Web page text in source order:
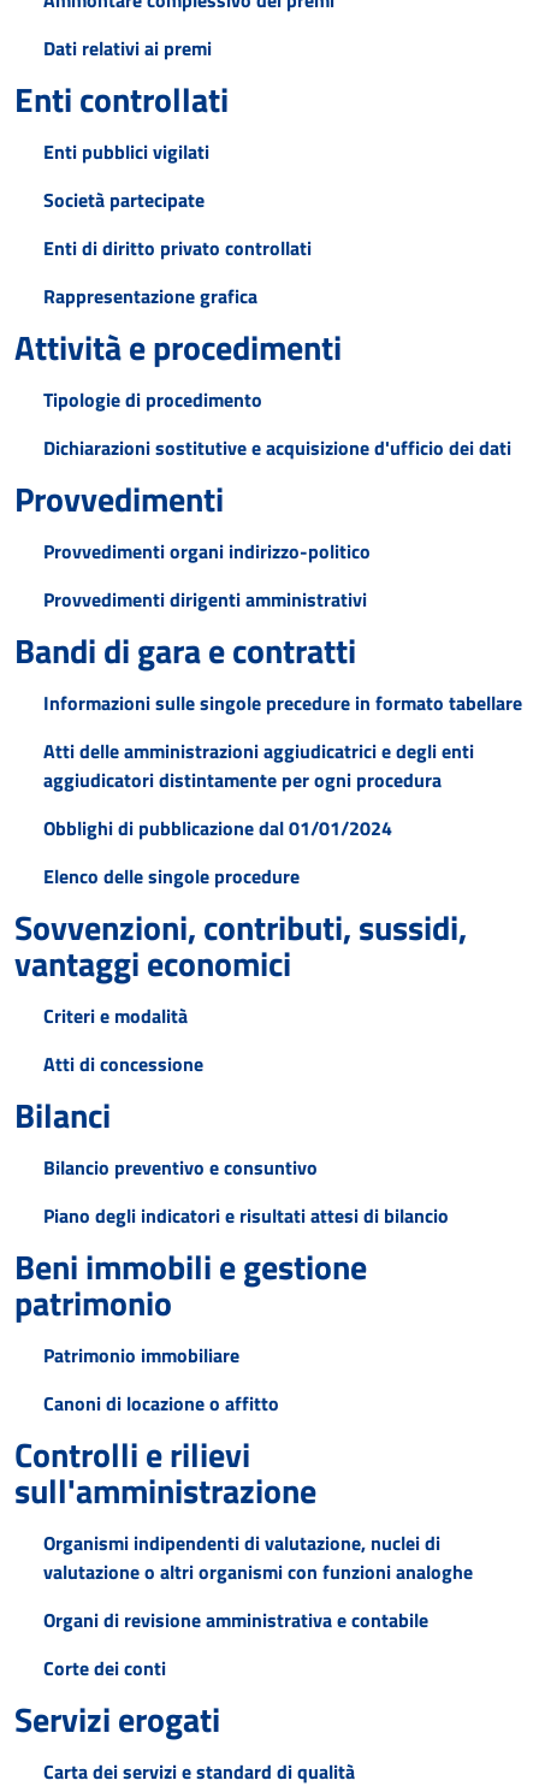
Dati relativi ai premi
Enti controllati
Enti pubblici vigilati
Società partecipate
Enti di diritto privato controllati
Rappresentazione grafica
Attività e procedimenti
Tipologie di procedimento
Dichiarazioni sostitutive e acquisizione d'ufficio dei dati
Provvedimenti
Provvedimenti organi indirizzo-politico
Provvedimenti dirigenti amministrativi
Bandi di gara e contratti
Informazioni sulle singole precedure in formato tabellare
Atti delle amministrazioni aggiudicatrici e degli enti
aggiudicatori distintamente per ogni procedura
Obblighi di pubblicazione dal 01/01/2024
Elenco delle singole procedure
Sovvenzioni, contributi, sussidi,
vantaggi economici
Criteri e modalità
Atti di concessione
Bilanci
Bilancio preventivo e consuntivo
Piano degli indicatori e risultati attesi di bilancio
Beni immobili e gestione
patrimonio
Patrimonio immobiliare
Canoni di locazione o affitto
Controlli e rilievi
sull'amministrazione
Organismi indipendenti di valutazione, nuclei di
valutazione o altri organismi con funzioni analoghe
Organi di revisione amministrativa e contabile
Corte dei conti
Servizi erogati
Carta dei servizi e standard di qualità